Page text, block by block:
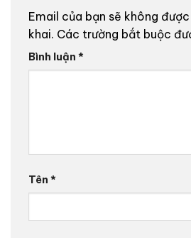
Email của bạn sẽ không
khai. Các trường bắt buộc
Bình luận *
Tên *